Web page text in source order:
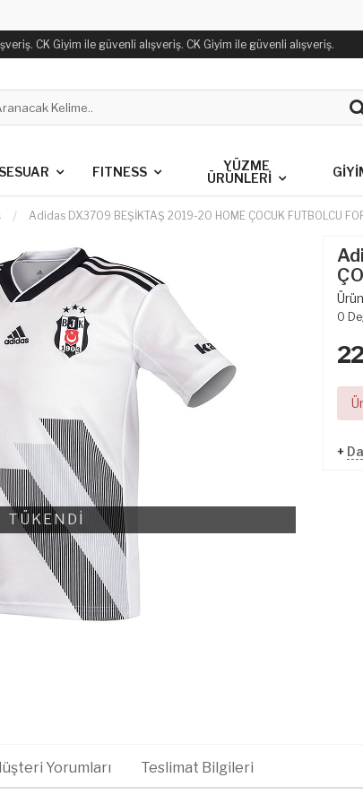
CK Giyim ile güvenli alışveriş. CK Giyim ile güvenli alışveriş.
FITNESS
YÜZME
ÜRÜNLERİ
Adidas DX3709 BEŞİKTAŞ 2019-20 HOME ÇOCUK FUTBOLCU
TÜKENDİ
0
+
Yorumları Teslimat Bilgileri